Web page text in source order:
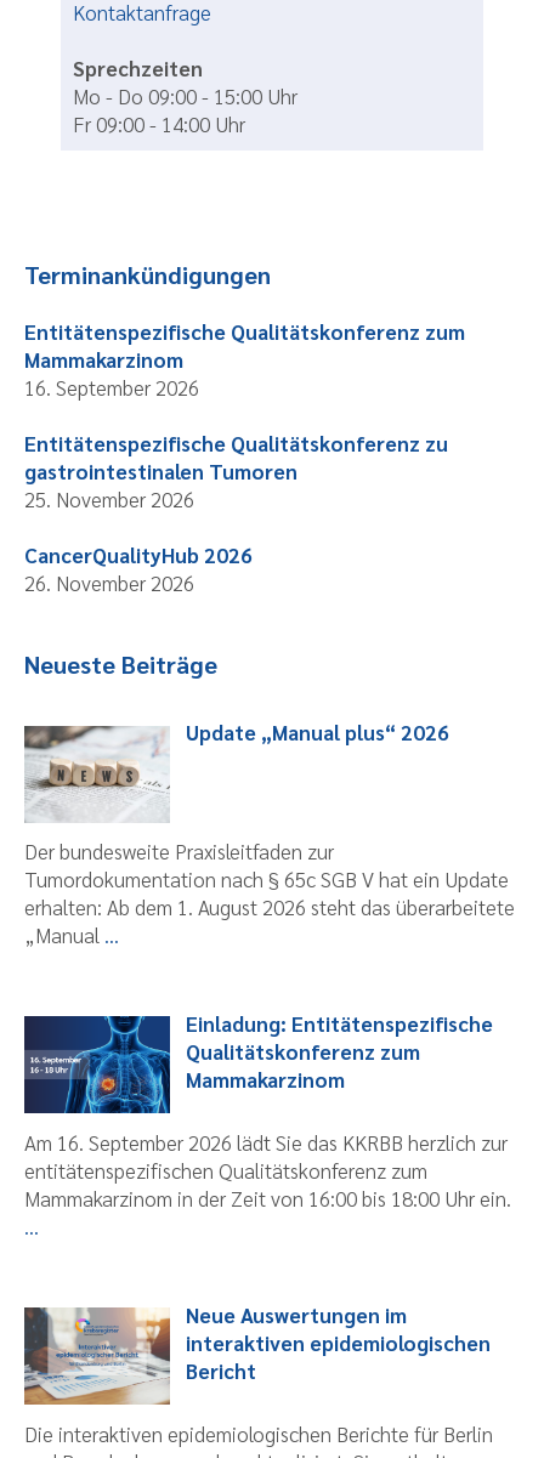
Kontaktanfrage
Sprechzeiten
Mo - Do 09:00 - 15:00 Uhr
Fr 09:00 - 14:00 Uhr
Terminankündigungen
Entitätenspezifische Qualitätskonferenz zum
Mammakarzinom
16. September 2026
Entitätenspezifische Qualitätskonferenz zu
gastrointestinalen Tumoren
25. November 2026
CancerQualityHub 2026
26. November 2026
Neueste Beiträge
Update „Manual plus“ 2026
Der bundesweite Praxisleitfaden zur
Tumordokumentation nach § 65c SGB V hat ein Update
erhalten: Ab dem 1. August 2026 steht das überarbeitete
„Manual ...
Einladung: Entitätenspezifische
Qualitätskonferenz zum
Mammakarzinom
Am 16. September 2026 lädt Sie das KKRBB herzlich zur
entitätenspezifischen Qualitätskonferenz zum
Mammakarzinom in der Zeit von 16:00 bis 18:00 Uhr ein.
...
Neue Auswertungen im
interaktiven epidemiologischen
Bericht
Die interaktiven epidemiologischen Berichte für Berlin